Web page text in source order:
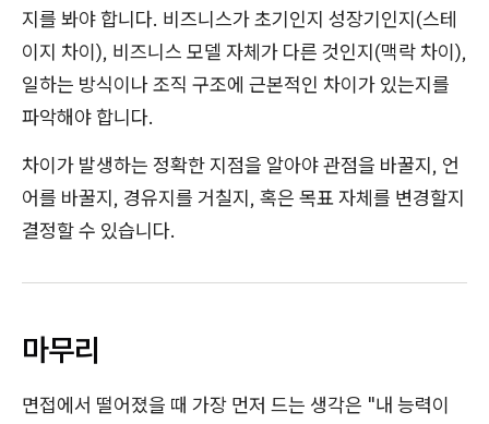
지를 봐야 합니다. 비즈니스가 초기인지 성장기인지(스테
이지 차이), 비즈니스 모델 자체가 다른 것인지(맥락 차이),
일하는 방식이나 조직 구조에 근본적인 차이가 있는지를
파악해야 합니다.
차이가 발생하는 정확한 지점을 알아야 관점을 바꿀지, 언
어를 바꿀지, 경유지를 거칠지, 혹은 목표 자체를 변경할지
결정할 수 있습니다.
마무리
면접에서 떨어졌을 때 가장 먼저 드는 생각은 "내 능력이